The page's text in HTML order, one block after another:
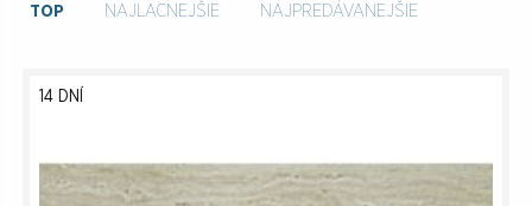
TOP NAJLACNEJŠIE NAJPREDÁVANEJŠIE
14 DNÍ